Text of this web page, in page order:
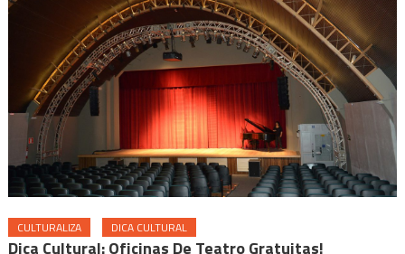
CULTURALIZA DICA CULTURAL
Dica Cultural: Oficinas De Teatro Gratuitas!